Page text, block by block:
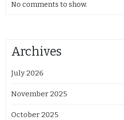
No comments to show.
Archives
July 2026
November 2025
October 2025